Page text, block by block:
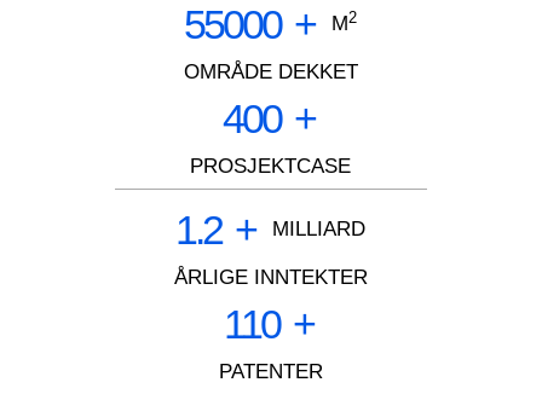
55000 + M2
OMRÅDE DEKKET
400 +
PROSJEKTCASE
1.2 + MILLIARD
ÅRLIGE INNTEKTER
110 +
PATENTER